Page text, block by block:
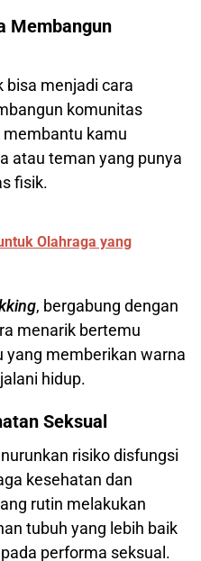
Membangun
bisa menjadi cara
komunitas
kamu
atau teman yang punya
fisik.
Olahraga yang
, bergabung dengan
menarik bertemu
memberikan warna
hidup.
Seksual
risiko disfungsi
kesehatan dan
rutin melakukan
tubuh yang lebih baik
performa seksual.